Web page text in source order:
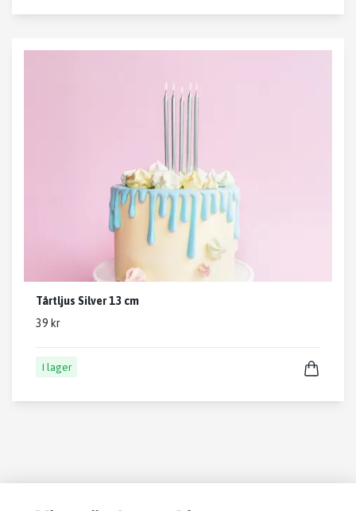
Tårtljus Silver 13 cm
39 kr
I lager